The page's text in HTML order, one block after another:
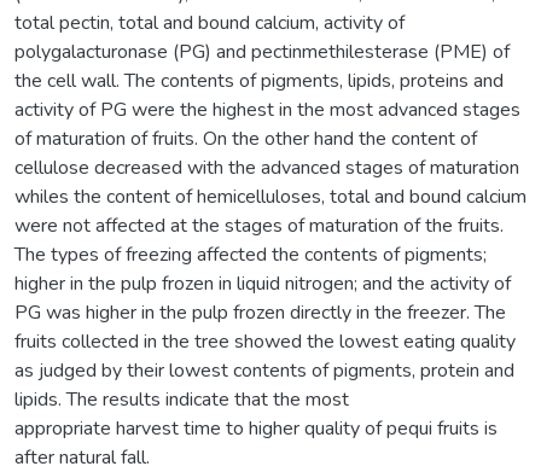
total pectin, total and bound calcium, activity of
polygalacturonase (PG) and pectinmethilesterase (PME) of
the cell wall. The contents of pigments, lipids, proteins and
activity of PG were the highest in the most advanced stages
of maturation of fruits. On the other hand the content of
cellulose decreased with the advanced stages of maturation
whiles the content of hemicelluloses, total and bound calcium
were not affected at the stages of maturation of the fruits.
The types of freezing affected the contents of pigments;
higher in the pulp frozen in liquid nitrogen; and the activity of
PG was higher in the pulp frozen directly in the freezer. The
fruits collected in the tree showed the lowest eating quality
as judged by their lowest contents of pigments, protein and
lipids. The results indicate that the most
appropriate harvest time to higher quality of pequi fruits is
after natural fall.